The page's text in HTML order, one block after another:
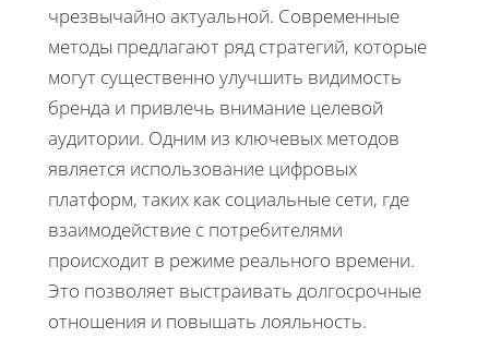
чрезвычайно актуальной. Современные
методы предлагают ряд стратегий, которые
могут существенно улучшить видимость
бренда и привлечь внимание целевой
аудитории. Одним из ключевых методов
является использование цифровых
платформ, таких как социальные сети, где
взаимодействие с потребителями
происходит в режиме реального времени.
Это позволяет выстраивать долгосрочные
отношения и повышать лояльность.